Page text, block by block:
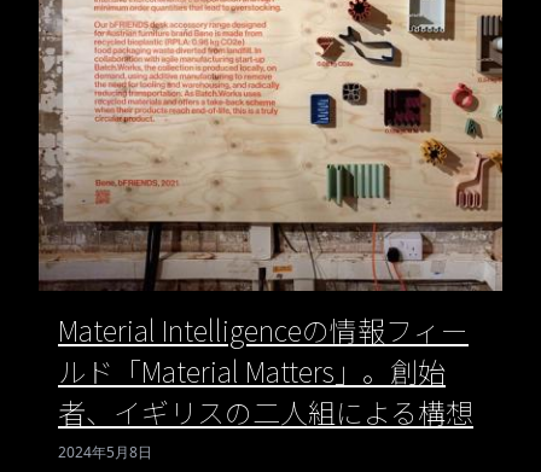
Material Intelligenceの情報フィー
ルド「Material Matters」。創始
者、イギリスの二人組による構想
2024年5月8日